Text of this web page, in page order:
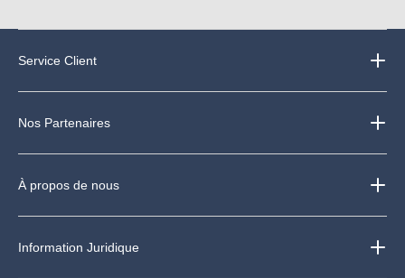
Service Client
Nos Partenaires
À propos de nous
Information Juridique